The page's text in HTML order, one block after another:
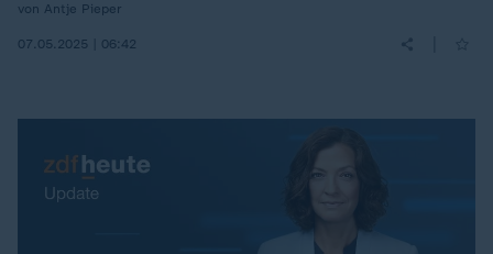
von Antje Pieper
07.05.2025 | 06:42